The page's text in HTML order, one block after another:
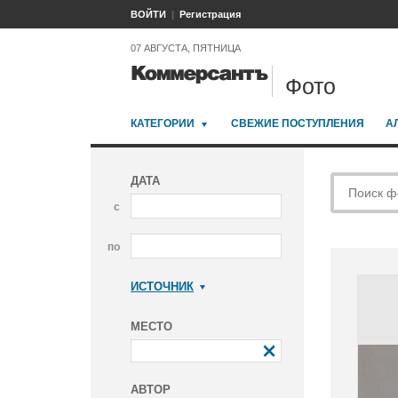
ВОЙТИ Регистрация
07 АВГУСТА, ПЯТНИЦА
Фото
КАТЕГОРИИ СВЕЖИЕ ПОСТУПЛЕНИЯ
ДАТА
с
по
ИСТОЧНИК
МЕСТО
АВТОР